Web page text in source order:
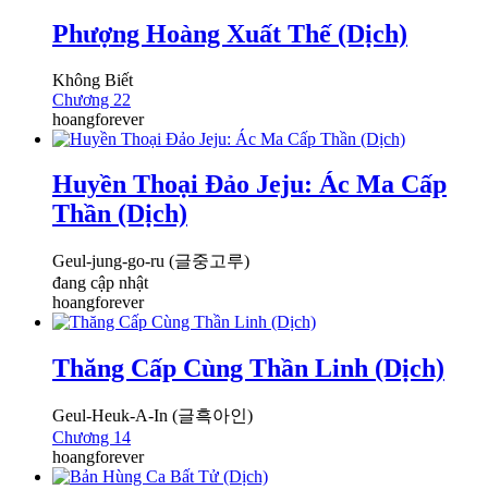
Phượng Hoàng Xuất Thế (Dịch)
Không Biết
Chương 22
hoangforever
Huyền Thoại Đảo Jeju: Ác Ma Cấp
Thần (Dịch)
Geul-jung-go-ru (글중고루)
đang cập nhật
hoangforever
Thăng Cấp Cùng Thần Linh (Dịch)
Geul-Heuk-A-In (글흑아인)
Chương 14
hoangforever